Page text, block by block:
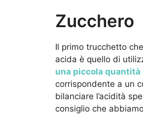
Zucchero
Il primo trucchetto
acida è quello di
una piccola quantità
corrispondente a un
bilanciare l’acidità
consiglio che